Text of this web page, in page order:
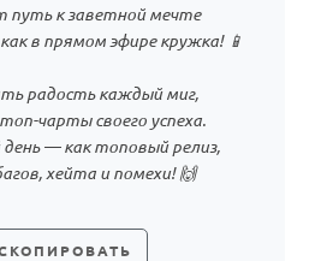
путь к заветной мечте
в прямом эфире кружка! 📱
радость каждый миг,
чарты своего успеха.
— как топовый релиз,
хейта и помехи! 🙌